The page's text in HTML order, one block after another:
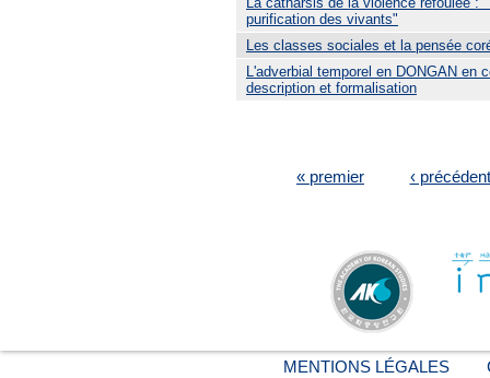
purification des vivants"
Les classes sociales et la pensée
L'adverbial temporel en DONGAN en
description et formalisation
« premier ‹ précédent
MENTIONS LÉGALES